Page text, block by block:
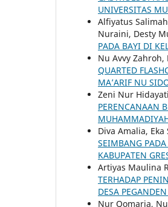
UNIVERSITAS
Alfiyatus
Nuraini, Desty
PADA BAYI DI
Nu Avvy
QUARTED
MA’ARIF NU
Zeni Nur
PERENCANAAN
Diva Amalia,
SEIMBANG
KABUPATEN
Artiyas Maulina
TERHADAP
DESA PEGANDEN
Nur Qomaria,